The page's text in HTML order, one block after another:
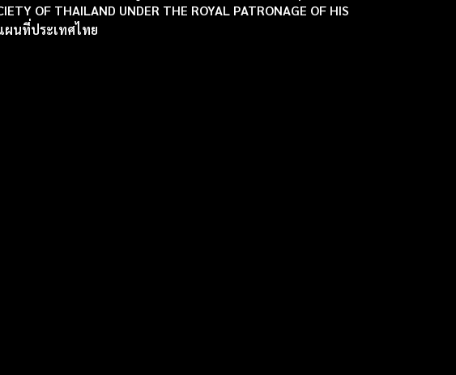
OF THAILAND UNDER THE ROYAL PATRONAGE OF HIS
ผนที่ประเทศไทย